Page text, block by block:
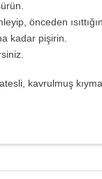
önceden
kadar pişirin.
kavrulmuş